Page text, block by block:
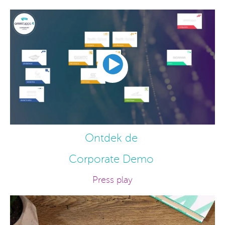
Ontdek de
Corporate Demo
Press play